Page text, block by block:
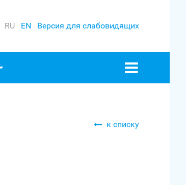
RU EN Версия для слабовидящих
к списку